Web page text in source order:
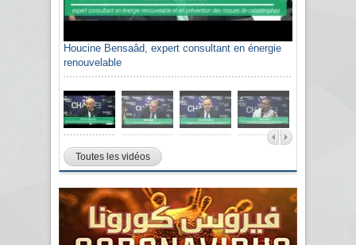
Houcine Bensaâd, expert consultant en énergie
renouvelable
Toutes les vidéos